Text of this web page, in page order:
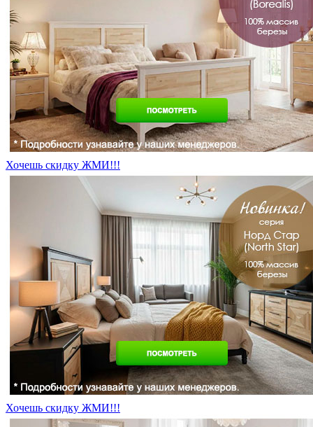
Хочешь скидку ЖМИ!!!
Хочешь скидку ЖМИ!!!